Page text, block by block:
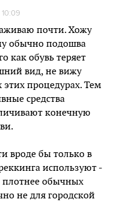
почти. Хожу
обычно подошва
как обувь теряет
вид, не вижу
этих процедурах. Тем
средства
конечную
вроде бы только в
используют -
плотнее обычных
не для городской